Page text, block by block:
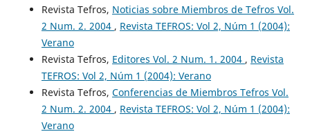
Revista Tefros, Noticias sobre Miembros de Tefros Vol.
2 Num. 2. 2004 , Revista TEFROS: Vol 2, Núm 1 (2004):
Verano
Revista Tefros, Editores Vol. 2 Num. 1. 2004 , Revista
TEFROS: Vol 2, Núm 1 (2004): Verano
Revista Tefros, Conferencias de Miembros Tefros Vol.
2 Num. 2. 2004 , Revista TEFROS: Vol 2, Núm 1 (2004):
Verano